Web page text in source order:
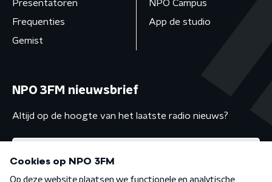
Presentatoren
Frequenties
Gemist
NPO Campus
App de studio
NPO 3FM nieuwsbrief
Altijd op de hoogte van het laatste radio nieuws?